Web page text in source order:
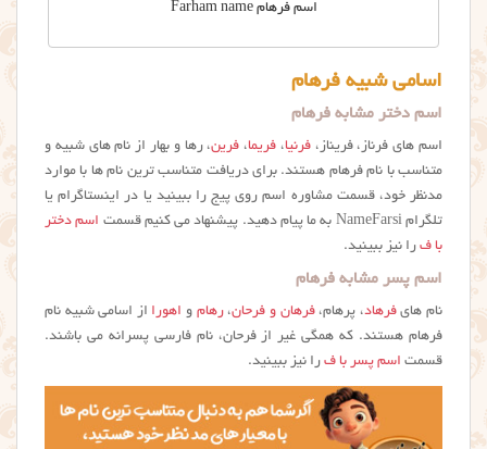
اسم فرهام Farham name
اسامی شبیه فرهام
اسم دختر مشابه فرهام
اسم های فرناز، فریناز،فرنیا، فریما، فرین، رها و بهار از نام های شبیه و
متناسب با نام فرهام هستند. برای دریافت متناسب ترین نام ها با موارد
مدنظر خود، قسمت مشاوره اسم روی پیج را ببینید یا در اینستاگرام یا
تلگرام NameFarsi به ما پیام دهید. پیشنهاد می کنیم قسمت
اسم دختر
با ف را نیز ببینید.
اسم پسر مشابه فرهام
نام هایفرهاد، پرهام،فرهان و فرحان،رهام و اهورا از اسامی شبیه نام
فرهام هستند. که همگی غیر از فرحان، نام فارسی پسرانه می باشند.
قسمت اسم پسر با ف را نیز ببینید.